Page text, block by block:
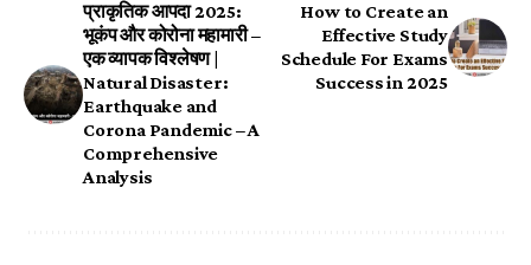
प्राकृतिक आपदा 2025:
भूकंप और कोरोना महामारी –
एक व्यापक विश्लेषण |
Natural Disaster:
Earthquake and
Corona Pandemic – A
Comprehensive
Analysis
How to Create an
Effective Study
Schedule For Exams
Success in 2025